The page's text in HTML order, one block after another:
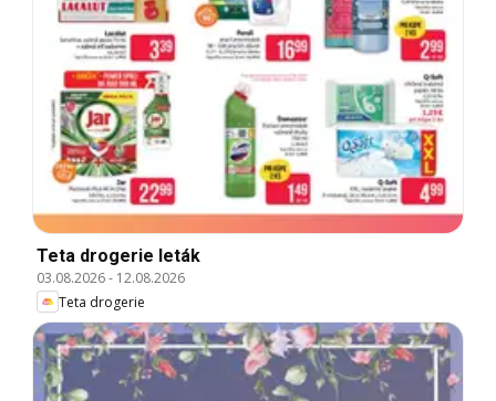
Teta drogerie leták
03.08.2026- 12.08.2026
Teta drogerie